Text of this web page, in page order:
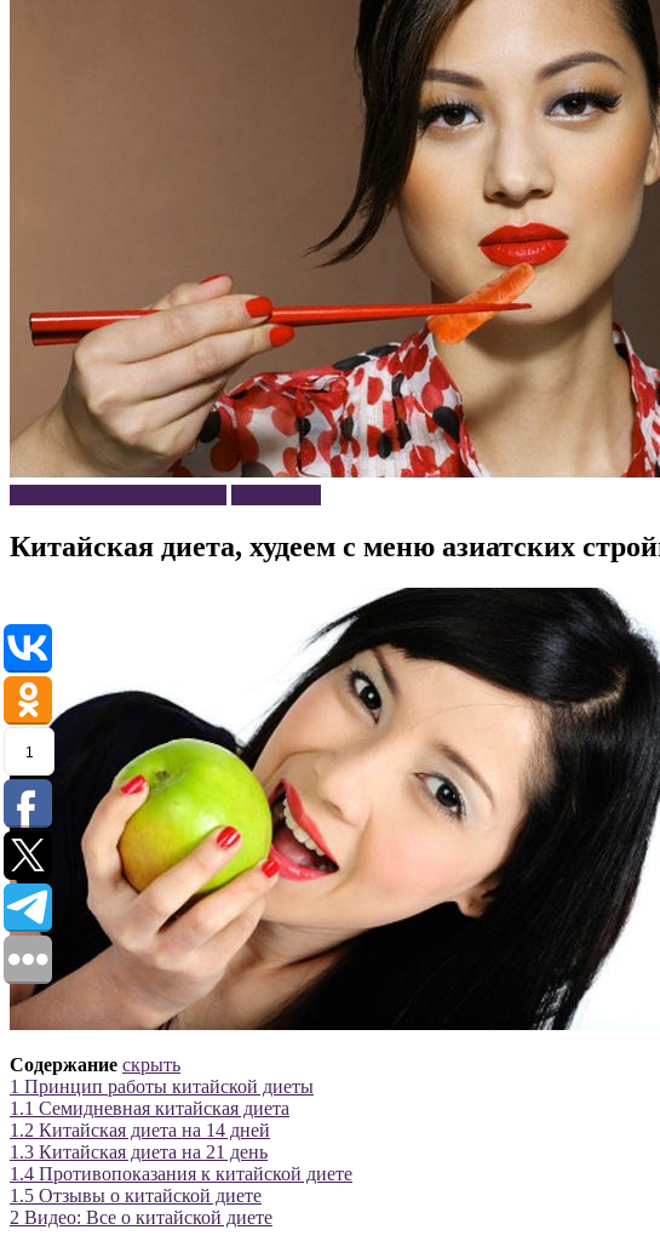
Китайская диета, худеем с меню азиатских
Содержание скрыть
1 Принцип работы китайской диеты
1.1 Семидневная китайская диета
1.2 Китайская диета на 14 дней
1.3 Китайская диета на 21 день
1.4 Противопоказания к китайской диете
1.5 Отзывы о китайской диете
2 Видео: Все о китайской диете
1